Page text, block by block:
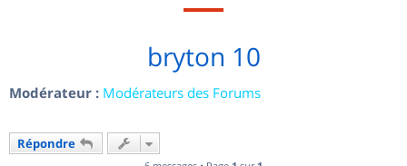
bryton 10
Modérateur : Modérateurs des Forums
Répondre